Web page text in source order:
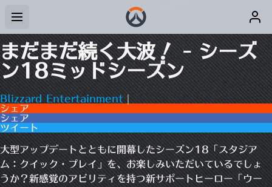
まだまだ続く大波！ - シーズ
ン18ミッドシーズン
Blizzard Entertainment |
シェア
シェア
ツイート
大型アップデートとともに開幕したシーズン18「スタジア
ム：クイック・プレイ」を、お楽しみいただいているでしょ
うか？新感覚のアビリティを持つ新サポートヒーロー「ウー